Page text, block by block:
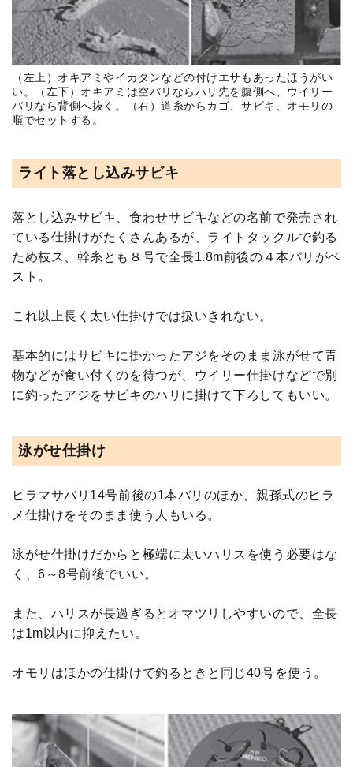
（左上）オキアミやイカタンなどの付けエサもあったほうがい
い。（左下）オキアミは空バリならハリ先を腹側へ、ウイリー
バリなら背側へ抜く。（右）道糸からカゴ、サビキ、オモリの
順でセットする。
ライト落とし込みサビキ
落とし込みサビキ、食わせサビキなどの名前で発売され
ている仕掛けがたくさんあるが、ライトタックルで釣る
ため枝ス、幹糸とも８号で全長1.8m前後の４本バリがベ
スト。
これ以上長く太い仕掛けでは扱いきれない。
基本的にはサビキに掛かったアジをそのまま泳がせて青
物などが食い付くのを待つが、ウイリー仕掛けなどで別
に釣ったアジをサビキのハリに掛けて下ろしてもいい。
泳がせ仕掛け
ヒラマサバリ14号前後の1本バリのほか、親孫式のヒラ
メ仕掛けをそのまま使う人もいる。
泳がせ仕掛けだからと極端に太いハリスを使う必要はな
く、6～8号前後でいい。
また、ハリスが長過ぎるとオマツリしやすいので、全長
は1m以内に抑えたい。
オモリはほかの仕掛けで釣るときと同じ40号を使う。